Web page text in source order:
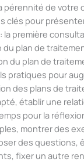
pérennité de votre
clés pour
la première
plan de
du plan de
pratiques pour
des plans de
établir une
pour la
montrer des
des questions,
fixer un autre